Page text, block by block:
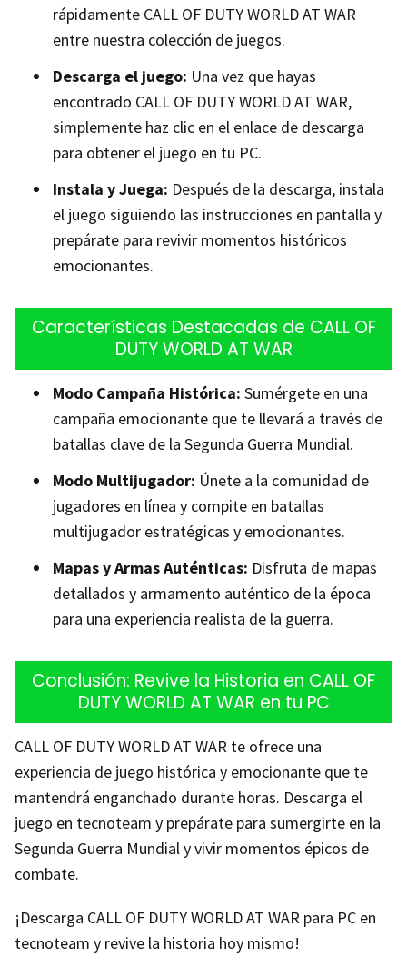
rápidamente CALL OF DUTY WORLD AT WAR
entre nuestra colección de juegos.
Descarga el juego: Una vez que hayas
encontrado CALL OF DUTY WORLD AT WAR,
simplemente haz clic en el enlace de descarga
para obtener el juego en tu PC.
Instala y Juega: Después de la descarga, instala
el juego siguiendo las instrucciones en pantalla y
prepárate para revivir momentos históricos
emocionantes.
Características Destacadas de CALL OF
DUTY WORLD AT WAR
Modo Campaña Histórica: Sumérgete en una
campaña emocionante que te llevará a través de
batallas clave de la Segunda Guerra Mundial.
Modo Multijugador: Únete a la comunidad de
jugadores en línea y compite en batallas
multijugador estratégicas y emocionantes.
Mapas y Armas Auténticas: Disfruta de mapas
detallados y armamento auténtico de la época
para una experiencia realista de la guerra.
Conclusión: Revive la Historia en CALL OF
DUTY WORLD AT WAR en tu PC
CALL OF DUTY WORLD AT WAR te ofrece una
experiencia de juego histórica y emocionante que te
mantendrá enganchado durante horas. Descarga el
juego en tecnoteam y prepárate para sumergirte en la
Segunda Guerra Mundial y vivir momentos épicos de
combate.
¡Descarga CALL OF DUTY WORLD AT WAR para PC en
tecnoteam y revive la historia hoy mismo!